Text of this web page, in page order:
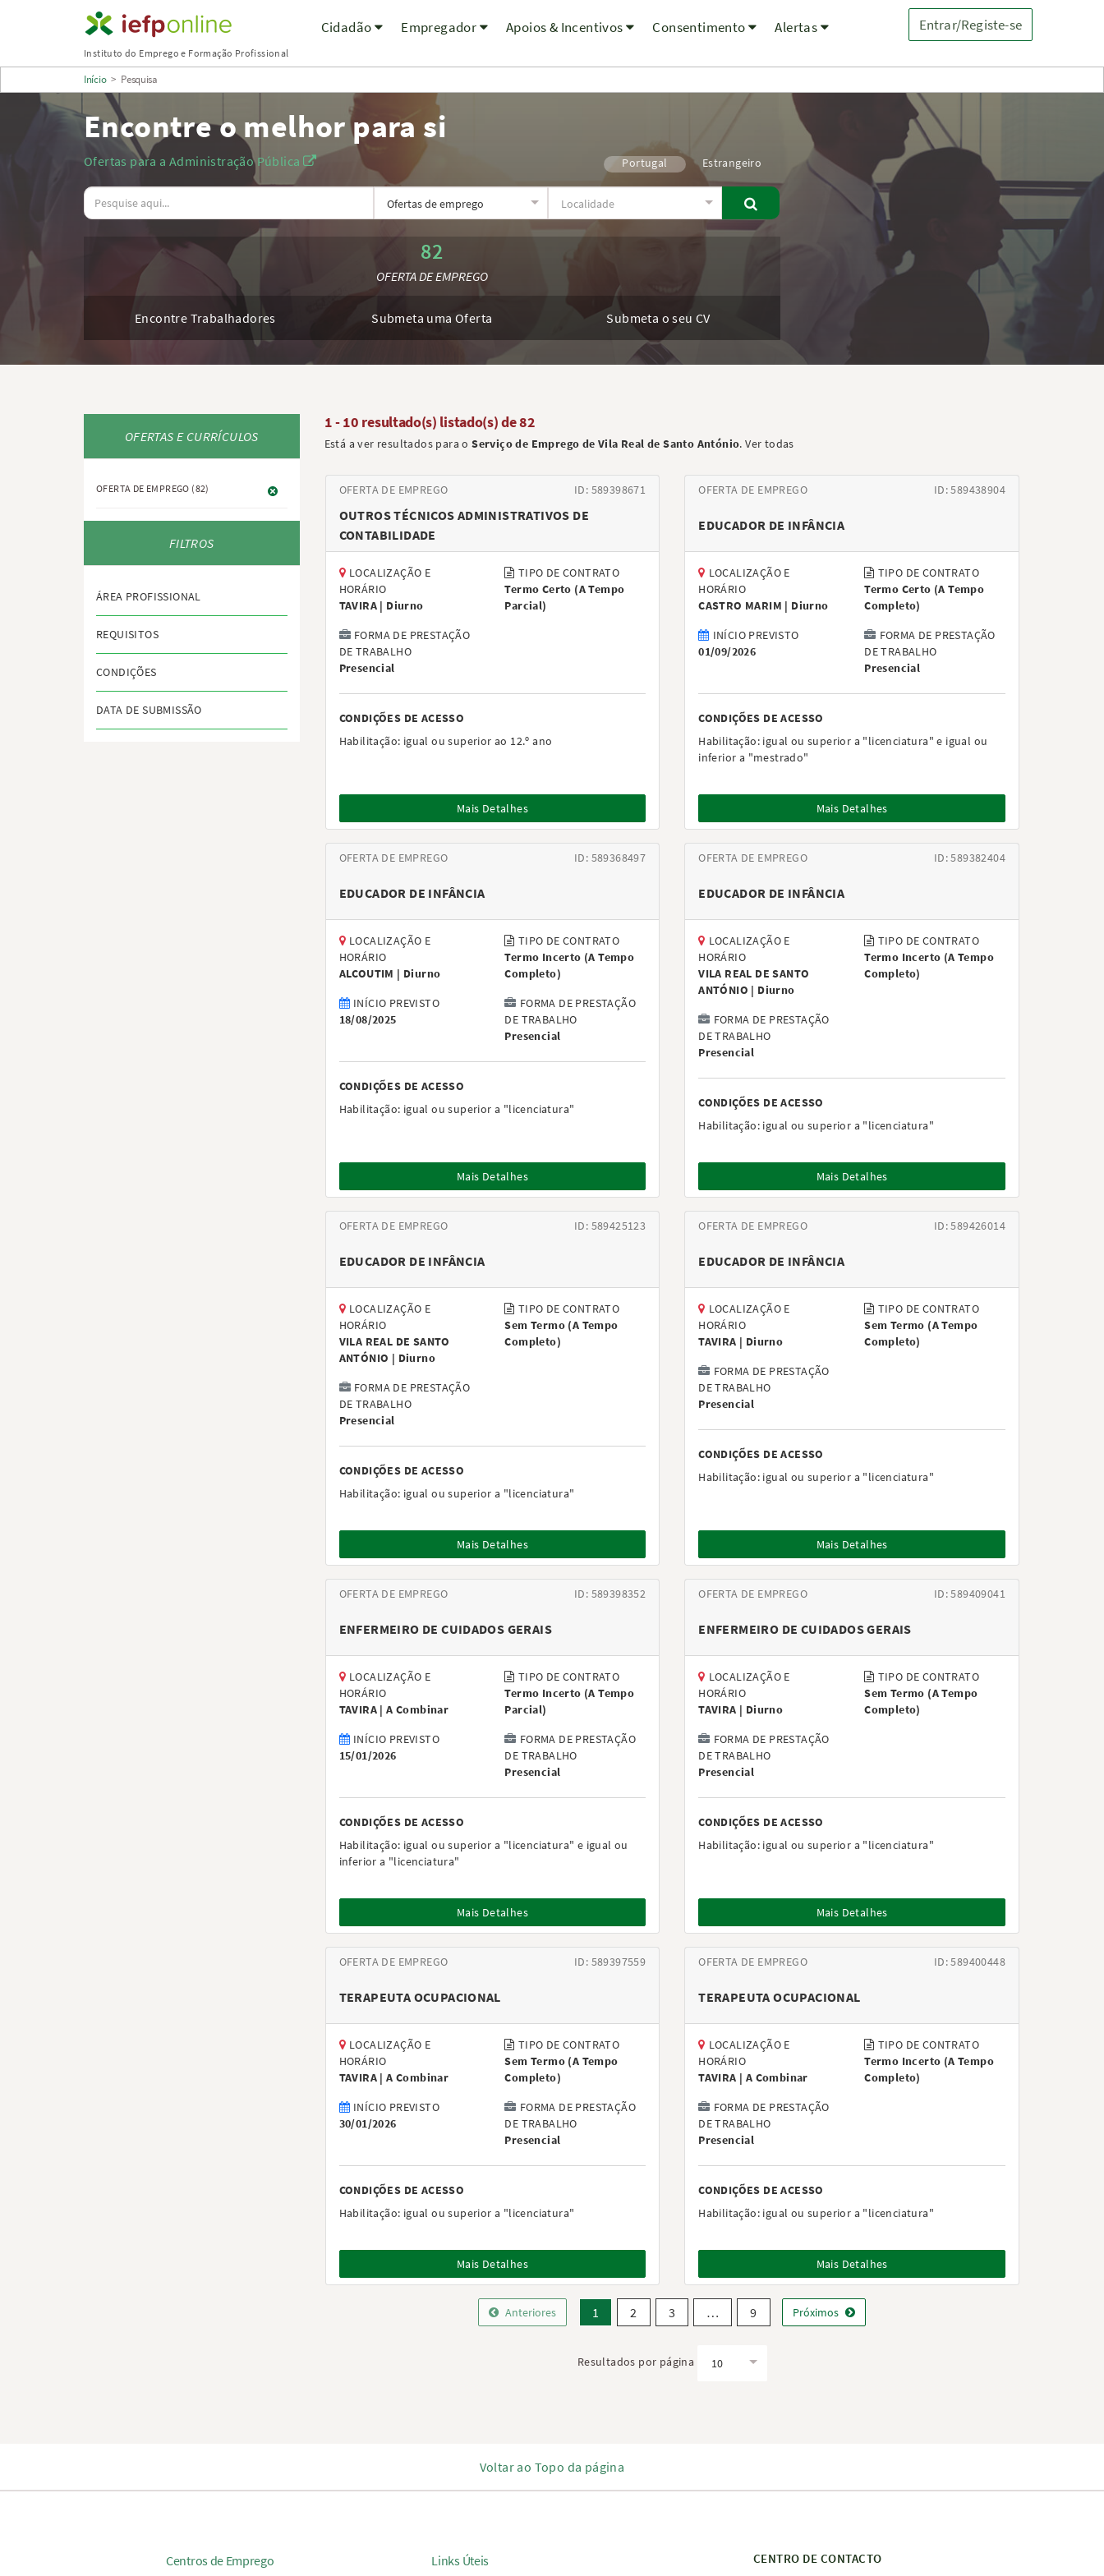
principal
Instituto do Emprego e Formação Profissional
Entrar/Registe-se
Cidadão Empregador Apoios & Incentivos Consentimento Alertas
Início > Pesquisa
Encontre o melhor para si
Ofertas para a Administração Pública Portugal Estrangeiro
82
OFERTA DE EMPREGO
Encontre Trabalhadores Submeta uma Oferta Submeta o seu CV
OFERTAS E CURRÍCULOS
OFERTA DE EMPREGO (82)
FILTROS
ÁREA PROFISSIONAL
REQUISITOS
CONDIÇÕES
DATA DE SUBMISSÃO
1 - 10 resultado(s) listado(s) de82
Está a ver resultados para oServiço de Emprego de Vila Real de Santo António.Ver todas
OFERTA DE EMPREGO ID: 589398671
OUTROS TÉCNICOS ADMINISTRATIVOS DE
CONTABILIDADE
LOCALIZAÇÃO E
HORÁRIO
TAVIRA | Diurno
TIPO DE CONTRATO
Termo Certo (A Tempo
Parcial)
FORMA DE PRESTAÇÃO
DE TRABALHO
Presencial
CONDIÇÕES DE ACESSO
Habilitação: igual ou superior ao 12.º ano
Mais Detalhes
OFERTA DE EMPREGO ID: 589438904
EDUCADOR DE INFÂNCIA
LOCALIZAÇÃO E
HORÁRIO
CASTRO MARIM | Diurno
TIPO DE CONTRATO
Termo Certo (A Tempo
Completo)
INÍCIO PREVISTO
01/09/2026
FORMA DE PRESTAÇÃO
DE TRABALHO
Presencial
CONDIÇÕES DE ACESSO
Habilitação: igual ou superior a "licenciatura" e igual ou
inferior a "mestrado"
Mais Detalhes
OFERTA DE EMPREGO ID: 589368497
EDUCADOR DE INFÂNCIA
LOCALIZAÇÃO E
HORÁRIO
ALCOUTIM | Diurno
TIPO DE CONTRATO
Termo Incerto (A Tempo
Completo)
INÍCIO PREVISTO
18/08/2025
FORMA DE PRESTAÇÃO
DE TRABALHO
Presencial
CONDIÇÕES DE ACESSO
Habilitação: igual ou superior a "licenciatura"
Mais Detalhes
OFERTA DE EMPREGO ID: 589382404
EDUCADOR DE INFÂNCIA
LOCALIZAÇÃO E
HORÁRIO
VILA REAL DE SANTO
ANTÓNIO | Diurno
TIPO DE CONTRATO
Termo Incerto (A Tempo
Completo)
FORMA DE PRESTAÇÃO
DE TRABALHO
Presencial
CONDIÇÕES DE ACESSO
Habilitação: igual ou superior a "licenciatura"
Mais Detalhes
OFERTA DE EMPREGO ID: 589425123
EDUCADOR DE INFÂNCIA
LOCALIZAÇÃO E
HORÁRIO
VILA REAL DE SANTO
ANTÓNIO | Diurno
TIPO DE CONTRATO
Sem Termo(A Tempo
Completo)
FORMA DE PRESTAÇÃO
DE TRABALHO
Presencial
CONDIÇÕES DE ACESSO
Habilitação: igual ou superior a "licenciatura"
Mais Detalhes
OFERTA DE EMPREGO ID: 589426014
EDUCADOR DE INFÂNCIA
LOCALIZAÇÃO E
HORÁRIO
TAVIRA | Diurno
TIPO DE CONTRATO
Sem Termo (A Tempo
Completo)
FORMA DE PRESTAÇÃO
DE TRABALHO
Presencial
CONDIÇÕES DE ACESSO
Habilitação: igual ou superior a "licenciatura"
Mais Detalhes
OFERTA DE EMPREGO ID: 589398352
ENFERMEIRO DE CUIDADOS GERAIS
LOCALIZAÇÃO E
HORÁRIO
TAVIRA |A Combinar
TIPO DE CONTRATO
Termo Incerto (A Tempo
Parcial)
INÍCIO PREVISTO
15/01/2026
FORMA DE PRESTAÇÃO
DE TRABALHO
Presencial
CONDIÇÕES DE ACESSO
Habilitação: igual ou superior a "licenciatura" e igual ou
inferior a "licenciatura"
Mais Detalhes
OFERTA DE EMPREGO ID: 589409041
ENFERMEIRO DE CUIDADOS GERAIS
LOCALIZAÇÃO E
HORÁRIO
TAVIRA | Diurno
TIPO DE CONTRATO
Sem Termo (A Tempo
Completo)
FORMA DE PRESTAÇÃO
DE TRABALHO
Presencial
CONDIÇÕES DE ACESSO
Habilitação: igual ou superior a "licenciatura"
Mais Detalhes
OFERTA DE EMPREGO ID: 589397559
TERAPEUTA OCUPACIONAL
LOCALIZAÇÃO E
HORÁRIO
TAVIRA |A Combinar
TIPO DE CONTRATO
Sem Termo(A Tempo
Completo)
INÍCIO PREVISTO
30/01/2026
FORMA DE PRESTAÇÃO
DE TRABALHO
Presencial
CONDIÇÕES DE ACESSO
Habilitação: igual ou superior a "licenciatura"
Mais Detalhes
OFERTA DE EMPREGO ID: 589400448
TERAPEUTA OCUPACIONAL
LOCALIZAÇÃO E
HORÁRIO
TAVIRA | A Combinar
TIPO DE CONTRATO
Termo Incerto (A Tempo
Completo)
FORMA DE PRESTAÇÃO
DE TRABALHO
Presencial
CONDIÇÕES DE ACESSO
Habilitação: igual ou superior a "licenciatura"
Mais Detalhes
Anteriores 1 2 3 … 9 Próximos
Resultados por página
Voltar ao Topo da página
Centros de Emprego Links Úteis CENTRO DE CONTACTO